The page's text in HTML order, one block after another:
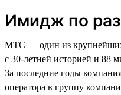
Имидж по
МТС — один из крупнейших
с 30-летней историей и 88
За последние годы
оператора в группу